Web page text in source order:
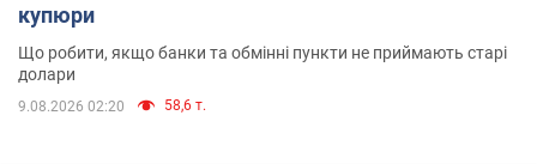
купюри
Що робити, якщо банки та обмінні пункти не приймають старі
долари
9.08.2026 02:20 58,6 т.